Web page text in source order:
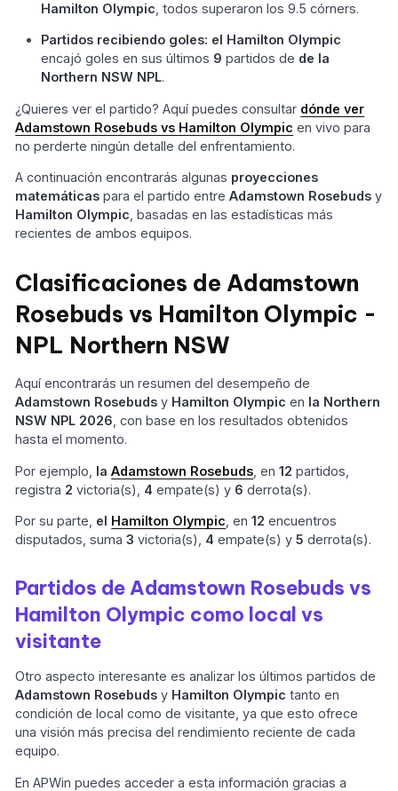
Hamilton Olympic , todos superaron los 9.5 córners.
Partidos recibiendo goles: el Hamilton Olympic
encajó goles en sus últimos 9 partidos de de la
Northern NSW NPL.
¿Quieres ver el partido? Aquí puedes consultar dónde ver
Adamstown Rosebuds vs Hamilton Olympic en vivo para
no perderte ningún detalle del enfrentamiento.
A continuación encontrarás algunas proyecciones
matemáticas para el partido entreAdamstown Rosebuds y
Hamilton Olympic , basadas en las estadísticas más
recientes de ambos equipos.
Clasificaciones de Adamstown
Rosebuds vs Hamilton Olympic -
NPL Northern NSW
Aquí encontrarás un resumen del desempeño de
Adamstown Rosebuds y Hamilton Olympic en la Northern
NSW NPL 2026 , con base en los resultados obtenidos
hasta el momento.
Por ejemplo, laAdamstown Rosebuds , en12 partidos,
registra 2 victoria(s), 4 empate(s) y 6 derrota(s).
Por su parte, el Hamilton Olympic , en12 encuentros
disputados, suma3 victoria(s), 4 empate(s) y5 derrota(s).
Partidos de Adamstown Rosebuds vs
Hamilton Olympic como local vs
visitante
Otro aspecto interesante es analizar los últimos partidos de
Adamstown Rosebuds y Hamilton Olympic tanto en
condición de local como de visitante, ya que esto ofrece
una visión más precisa del rendimiento reciente de cada
equipo.
En APWin puedes acceder a esta información gracias a